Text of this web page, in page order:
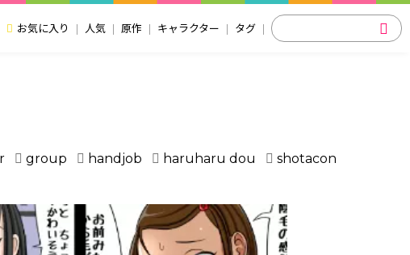
お気に入り 人気 原作 キャラクター タグ
group handjob haruharu dou
shotacon